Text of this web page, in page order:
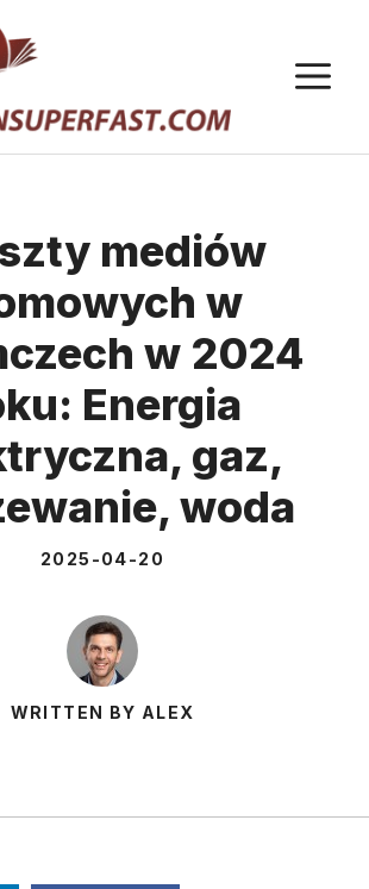
mediów
w
w 2024
Energia
gaz,
woda
2025-04-20
WRITTEN BY ALEX